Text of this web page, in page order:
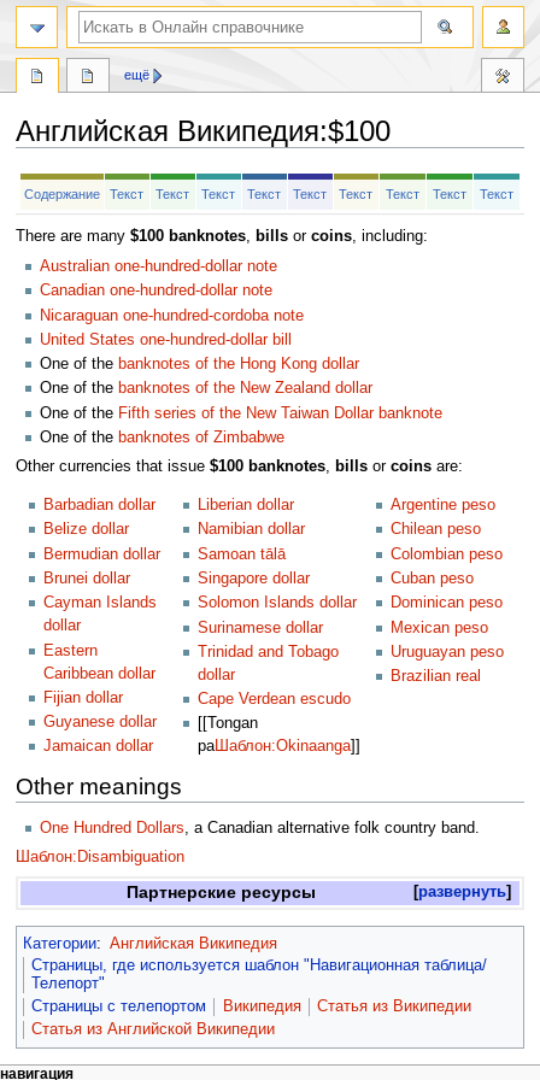
Английская Википедия:$100
Перейти
Перейти
Содержание Текст Текст Текст Текст Текст Текст Текст Текст Текст
There are many $100 banknotes, billsor coins, including:
Australian one-hundred-dollar note
Canadian one-hundred-dollar note
Nicaraguan one-hundred-cordoba note
United States one-hundred-dollar bill
One of the banknotes of the Hong Kong dollar
One of the banknotes of the New Zealand dollar
One of the Fifth series of the New Taiwan Dollar banknote
One of the banknotes of Zimbabwe
Other currencies that issue $100 banknotes, billsor coinsare:
Barbadian dollar
Belize dollar
Bermudian dollar
Brunei dollar
Cayman Islands
dollar
Eastern
Caribbean dollar
Fijian dollar
Guyanese dollar
Jamaican dollar
Liberian dollar
Namibian dollar
Samoan tālā
Singapore dollar
Solomon Islands dollar
Surinamese dollar
Trinidad and Tobago
dollar
Cape Verdean escudo
[[Tongan
paШаблон:Okinaanga]]
Argentine peso
Chilean peso
Colombian peso
Cuban peso
Dominican peso
Mexican peso
Uruguayan peso
Brazilian real
Other meanings
One Hundred Dollars , a Canadian alternative folk country band.
Шаблон:Disambiguation
развернуть
Партнерские ресурсы
Категории: Английская Википедия
Страницы, где используется шаблон "Навигационная таблица/
Телепорт"
Страницы с телепортом
Википедия
Статья из Википедии
Статья из Английской Википедии
ещё
навигация